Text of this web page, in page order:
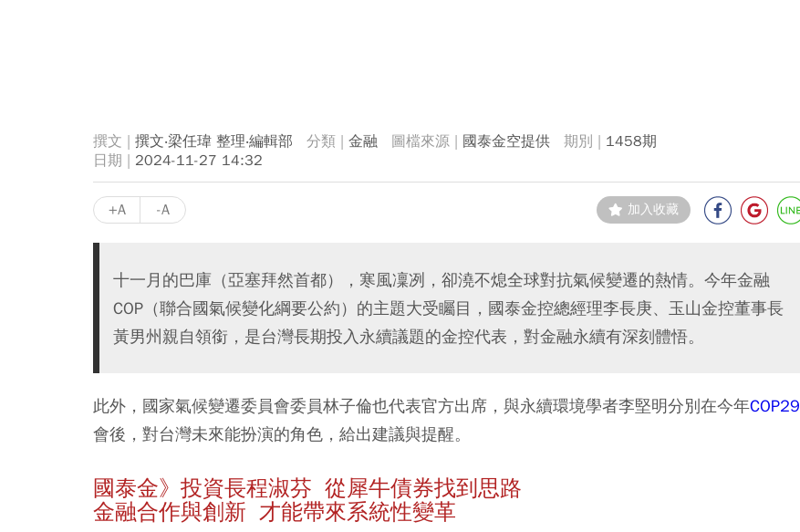
撰文‧梁任瑋 整理‧編輯部 金融 國泰金空提供
1458期
2024-11-27 14:32
+A -A 加入收藏
十一月的巴庫（亞塞拜然首都），寒風凜冽，卻澆不熄全球對抗氣候變遷的熱情。今年金融
COP（聯合國氣候變化綱要公約）的主題大受矚目，國泰金控總經理李長庚、玉山金控董事長
黃男州親自領銜，是台灣長期投入永續議題的金控代表，對金融永續有深刻體悟。
此外，國家氣候變遷委員會委員林子倫也代表官方出席，與永續環境學者李堅明分別在今年COP29
會後，對台灣未來能扮演的角色，給出建議與提醒。
國泰金》投資長程淑芬 從犀牛債券找到思路
金融合作與創新 才能帶來系統性變革